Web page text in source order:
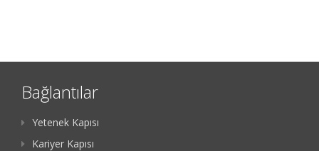
Bağlantılar
Yetenek Kapısı
Kariyer Kapısı